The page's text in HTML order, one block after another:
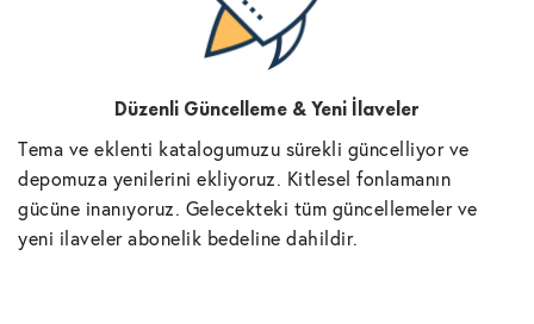
Düzenli Güncelleme & Yeni İlaveler
Tema ve eklenti katalogumuzu sürekli güncelliyor ve
depomuza yenilerini ekliyoruz. Kitlesel fonlamanın
gücüne inanıyoruz. Gelecekteki tüm güncellemeler ve
yeni ilaveler abonelik bedeline dahildir.